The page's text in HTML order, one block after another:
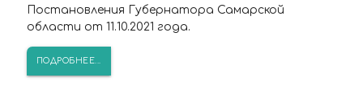
Постановления Губернатора Самарской
области от 11.10.2021 года.
ПОДРОБНЕЕ...